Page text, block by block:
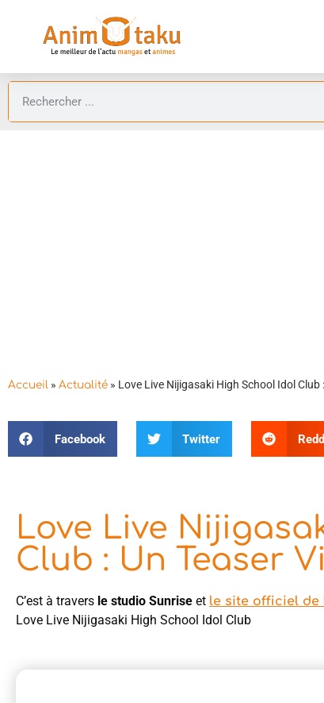
Accueil » Actualité » Love Live Nijigasaki High School Idol Club
Facebook Twitter
Love Live
Club : Un Teaser
C’est à travers le studio Sunrise et le site officiel de
Love Live Nijigasaki High School Idol Club